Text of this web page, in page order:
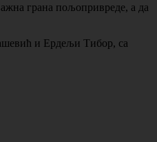
грана пољопривреде, а да
и Ердељи Тибор, са